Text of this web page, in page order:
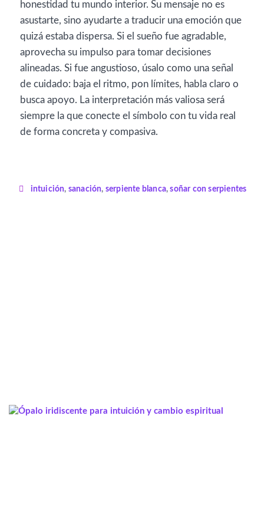
honestidad tu mundo interior. Su mensaje no es
asustarte, sino ayudarte a traducir una emoción que
quizá estaba dispersa. Si el sueño fue agradable,
aprovecha su impulso para tomar decisiones
alineadas. Si fue angustioso, úsalo como una señal
de cuidado: baja el ritmo, pon límites, habla claro o
busca apoyo. La interpretación más valiosa será
siempre la que conecte el símbolo con tu vida real
de forma concreta y compasiva.
intuición, sanación, serpiente blanca,soñar con serpientes